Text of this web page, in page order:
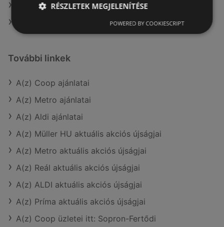
Coop itt: Karcagi
Coop itt: Balassagyarmati
További linkek
A(z) Coop ajánlatai
A(z) Metro ajánlatai
A(z) Aldi ajánlatai
A(z) Müller HU aktuális akciós újságjai
A(z) Metro aktuális akciós újságjai
A(z) Reál aktuális akciós újságjai
A(z) ALDI aktuális akciós újságjai
A(z) Príma aktuális akciós újságjai
A(z) Coop üzletei itt: Sopron-Fertődi
RÉSZLETEK MEGJELENÍTÉSE
POWERED BY COOKIESCRIPT